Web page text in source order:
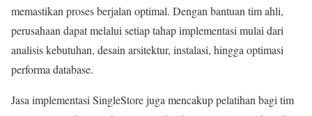
memastikan proses berjalan optimal. Dengan bantuan tim ahli,
perusahaan dapat melalui setiap tahap implementasi mulai dari
analisis kebutuhan, desain arsitektur, instalasi, hingga optimasi
performa database.
Jasa implementasi SingleStore juga mencakup pelatihan bagi tim